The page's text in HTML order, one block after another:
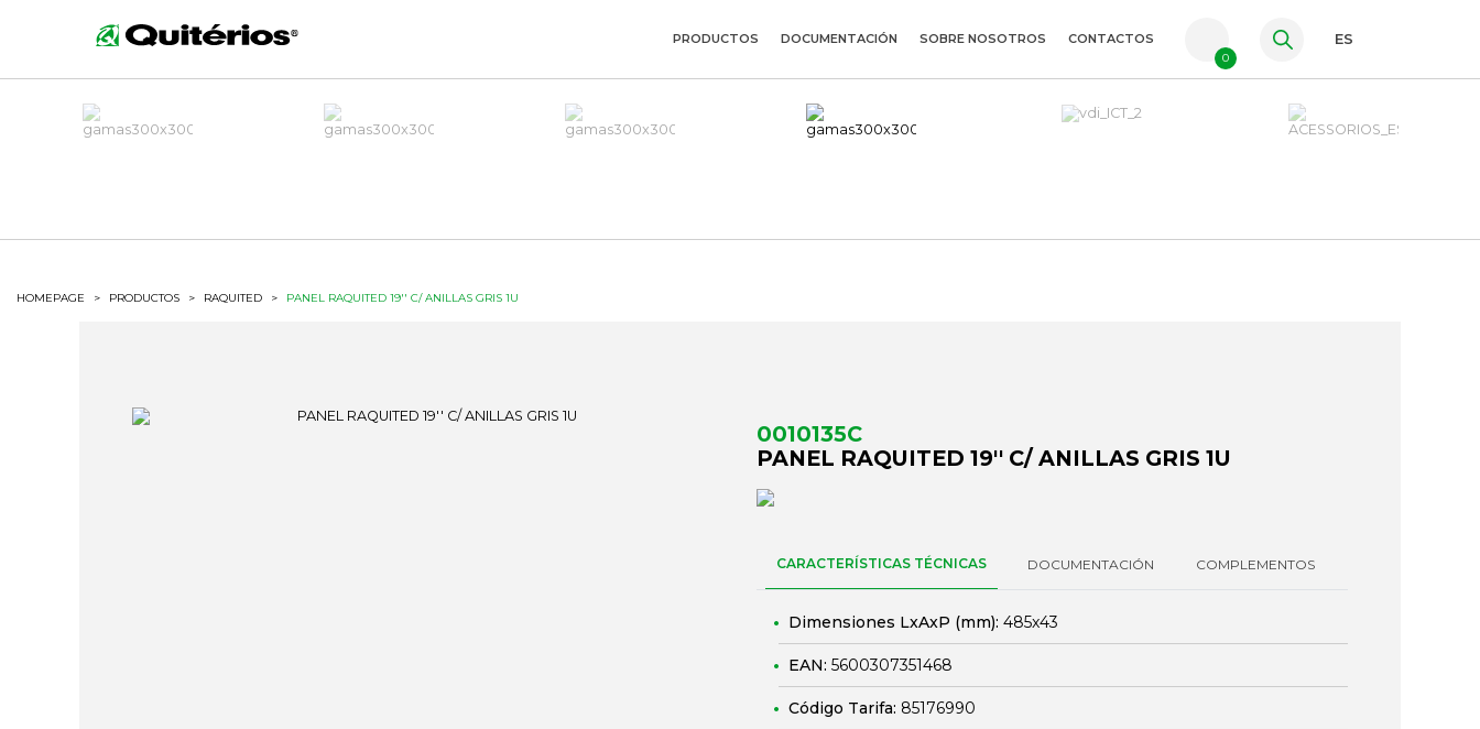
FR
PRODUCTOS DOCUMENTACIÓN SOBRE NOSOTROS CONTACTOS
0
ES
HOMEPAGE > PRODUCTOS > RAQUITED > PANEL RAQUITED 19'' C/ ANILLAS GRIS 1U
0010135C
PANEL RAQUITED 19'' C/ ANILLAS GRIS 1U
CARACTERÍSTICAS TÉCNICAS DOCUMENTACIÓN COMPLEMENTOS
Dimensiones LxAxP (mm): 485x43
EAN: 5600307351468
Código Tarifa: 85176990